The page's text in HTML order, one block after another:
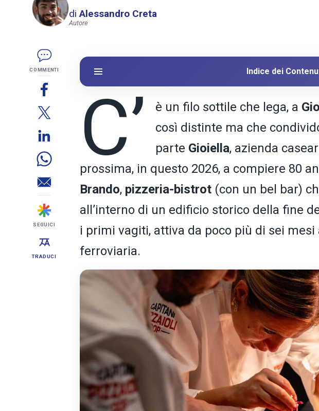
di Alessandro Creta
Autore
COMMENTI
SEGUICI
TRADUCI
Indice dei
C’ è un filo sottile che lega, a
così distinte ma che
parte Gioiella, azienda
prossima, in questo 2026, a compiere 80
Brando, pizzeria-bistrot (con un bel bar)
all’interno di un edificio storico della fine
i primi vagiti, attiva da poco più di sei
ferroviaria.